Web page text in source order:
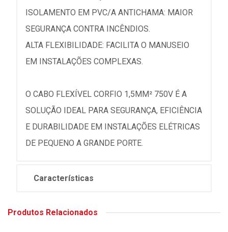
ISOLAMENTO EM PVC/A ANTICHAMA: MAIOR
SEGURANÇA CONTRA INCÊNDIOS.
ALTA FLEXIBILIDADE: FACILITA O MANUSEIO
EM INSTALAÇÕES COMPLEXAS.
O CABO FLEXÍVEL CORFIO 1,5MM² 750V É A
SOLUÇÃO IDEAL PARA SEGURANÇA, EFICIÊNCIA
E DURABILIDADE EM INSTALAÇÕES ELÉTRICAS
DE PEQUENO A GRANDE PORTE.
Características
Produtos Relacionados